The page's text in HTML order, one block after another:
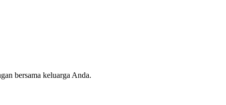
bersama keluarga Anda.